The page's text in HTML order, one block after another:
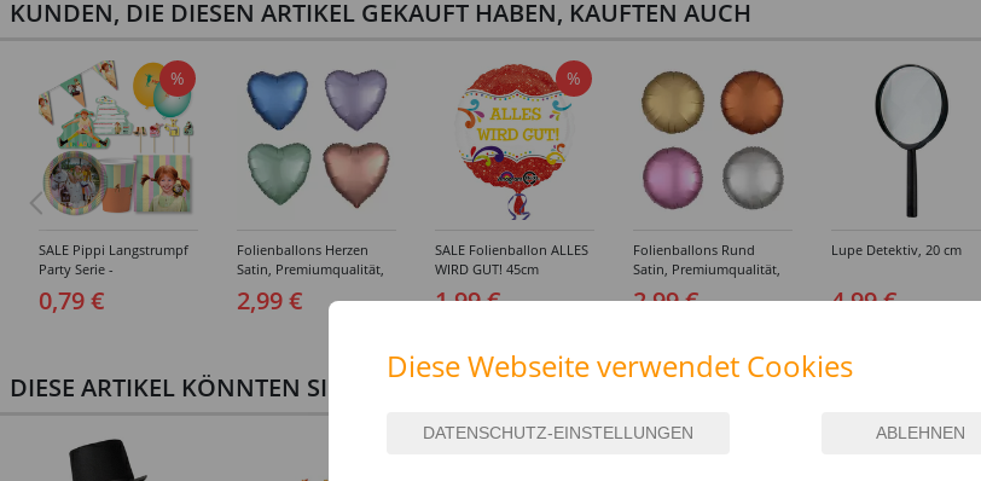
KUNDEN, DIE DIESEN ARTIKEL GEKAUFT HABEN, KAUFTEN AUCH
%
SALE Pippi Langstrumpf
Party Serie -
Verschiedene
Geburtstagsartikel
0,79 €
Folienballons Herzen
Satin, Premiumqualität,
beidseitig bedruckt,
Größe: ca. 43 cm -
2,99 €
%
SALE Folienballon ALLES
WIRD GUT! 45cm
1,99 €
Folienballons Rund
Satin, Premiumqualität,
beidseitig bedruckt,
2,99 €
Lupe Detektiv, 20 cm
4,99 €
DIESE ARTIKEL KÖNNTEN SIE AUCH INTERESSIEREN
Diese Webseite verwendet Cookies